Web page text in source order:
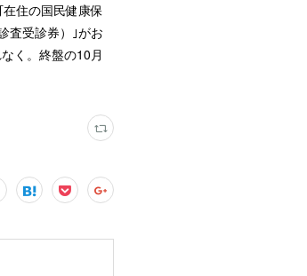
住の国民健康保
査受診券）｣がお
く。終盤の10月